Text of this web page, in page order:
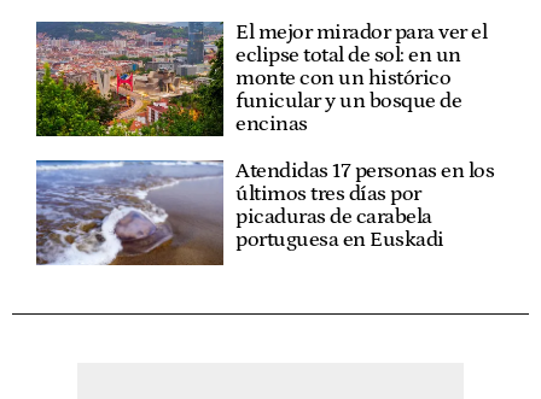
El mejor mirador para ver el
eclipse total de sol: en un
monte con un histórico
funicular y un bosque de
encinas
Atendidas 17 personas en los
últimos tres días por
picaduras de carabela
portuguesa en Euskadi